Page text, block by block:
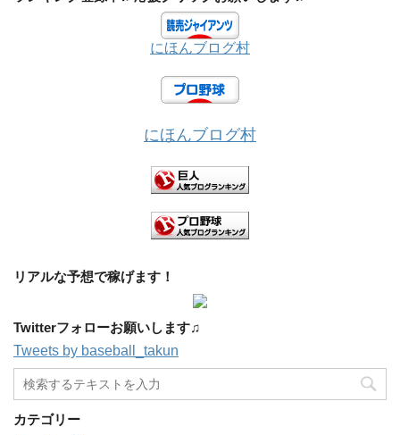
にほんブログ村
にほんブログ村
リアルな予想で稼げます！
Twitterフォローお願いします♫
Tweets by baseball_takun
カテゴリー